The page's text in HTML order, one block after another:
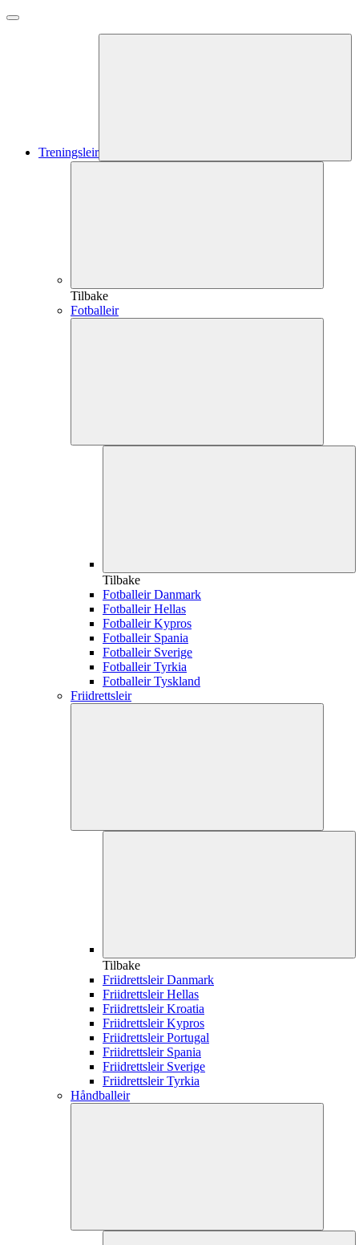
Treningsleir
Tilbake
Fotballeir
Tilbake
Fotballeir Danmark
Fotballeir Hellas
Fotballeir Kypros
Fotballeir Spania
Fotballeir Sverige
Fotballeir Tyrkia
Fotballeir Tyskland
Friidrettsleir
Tilbake
Friidrettsleir Danmark
Friidrettsleir Hellas
Friidrettsleir Kroatia
Friidrettsleir Kypros
Friidrettsleir Portugal
Friidrettsleir Spania
Friidrettsleir Sverige
Friidrettsleir Tyrkia
Håndballeir